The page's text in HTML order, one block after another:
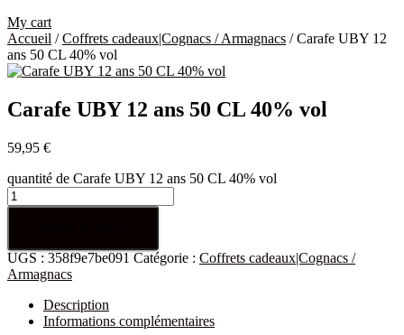
My cart
Accueil /Coffrets cadeaux|Cognacs / Armagnacs / Carafe UBY 12
ans 50 CL 40% vol
Carafe UBY 12 ans 50 CL 40% vol
59,95 €
quantité de Carafe UBY 12 ans 50 CL 40% vol
UGS : 358f9e7be091 Catégorie : Coffrets cadeaux|Cognacs /
Armagnacs
Description
Informations complémentaires